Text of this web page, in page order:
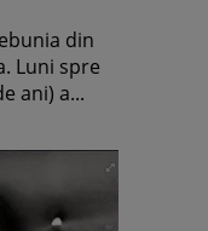
din
Luni spre
ani) a...